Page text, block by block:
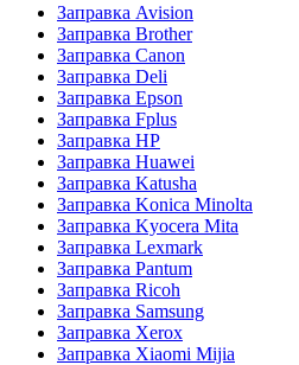
Заправка Avision
Заправка Brother
Заправка Canon
Заправка Deli
Заправка Epson
Заправка Fplus
Заправка HP
Заправка Huawei
Заправка Katusha
Заправка Konica Minolta
Заправка Kyocera Mita
Заправка Lexmark
Заправка Pantum
Заправка Ricoh
Заправка Samsung
Заправка Xerox
Заправка Xiaomi Mijia